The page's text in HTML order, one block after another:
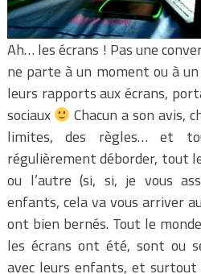
Ah… les écrans ! Pas une
ne parte à un moment ou à
leurs rapports aux écrans,
sociaux
Chacun a son avis,
limites, des règles… et
régulièrement déborder, tout
ou l’autre (si, si, je vous
enfants, cela va vous arriver
ont bien bernés. Tout le
les écrans ont été, sont ou
avec leurs enfants, et surtout